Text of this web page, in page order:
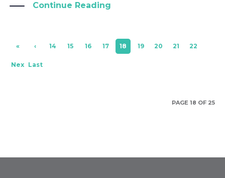
Continue Reading
«
Firs
‹
Pre
14 15 16 17 18 19 20 21 22
Nex Last
PAGE 18 OF 25